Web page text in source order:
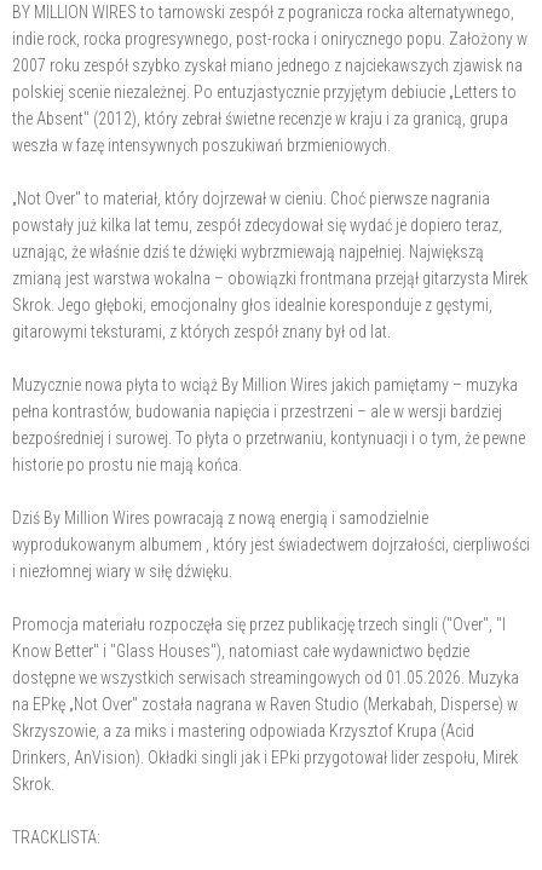
BY MILLION WIRES to tarnowski zespół z pogranicza rocka alternatywnego,
indie rock, rocka progresywnego, post-rocka i onirycznego popu. Założony w
2007 roku zespół szybko zyskał miano jednego z najciekawszych zjawisk na
polskiej scenie niezależnej. Po entuzjastycznie przyjętym debiucie „Letters to
the Absent" (2012), który zebrał świetne recenzje w kraju i za granicą, grupa
weszła w fazę intensywnych poszukiwań brzmieniowych.
„Not Over" to materiał, który dojrzewał w cieniu. Choć pierwsze nagrania
powstały już kilka lat temu, zespół zdecydował się wydać je dopiero teraz,
uznając, że właśnie dziś te dźwięki wybrzmiewają najpełniej. Największą
zmianą jest warstwa wokalna – obowiązki frontmana przejął gitarzysta Mirek
Skrok. Jego głęboki, emocjonalny głos idealnie koresponduje z gęstymi,
gitarowymi teksturami, z których zespół znany był od lat.
Muzycznie nowa płyta to wciąż By Million Wires jakich pamiętamy – muzyka
pełna kontrastów, budowania napięcia i przestrzeni – ale w wersji bardziej
bezpośredniej i surowej. To płyta o przetrwaniu, kontynuacji i o tym, że pewne
historie po prostu nie mają końca.
Dziś By Million Wires powracają z nową energią i samodzielnie
wyprodukowanym albumem , który jest świadectwem dojrzałości, cierpliwości
i niezłomnej wiary w siłę dźwięku.
Promocja materiału rozpoczęła się przez publikację trzech singli ("Over", "I
Know Better" i "Glass Houses"), natomiast całe wydawnictwo będzie
dostępne we wszystkich serwisach streamingowych od 01.05.2026. Muzyka
na EPkę „Not Over" została nagrana w Raven Studio (Merkabah, Disperse) w
Skrzyszowie, a za miks i mastering odpowiada Krzysztof Krupa (Acid
Drinkers, AnVision). Okładki singli jak i EPki przygotował lider zespołu, Mirek
Skrok.
TRACKLISTA: